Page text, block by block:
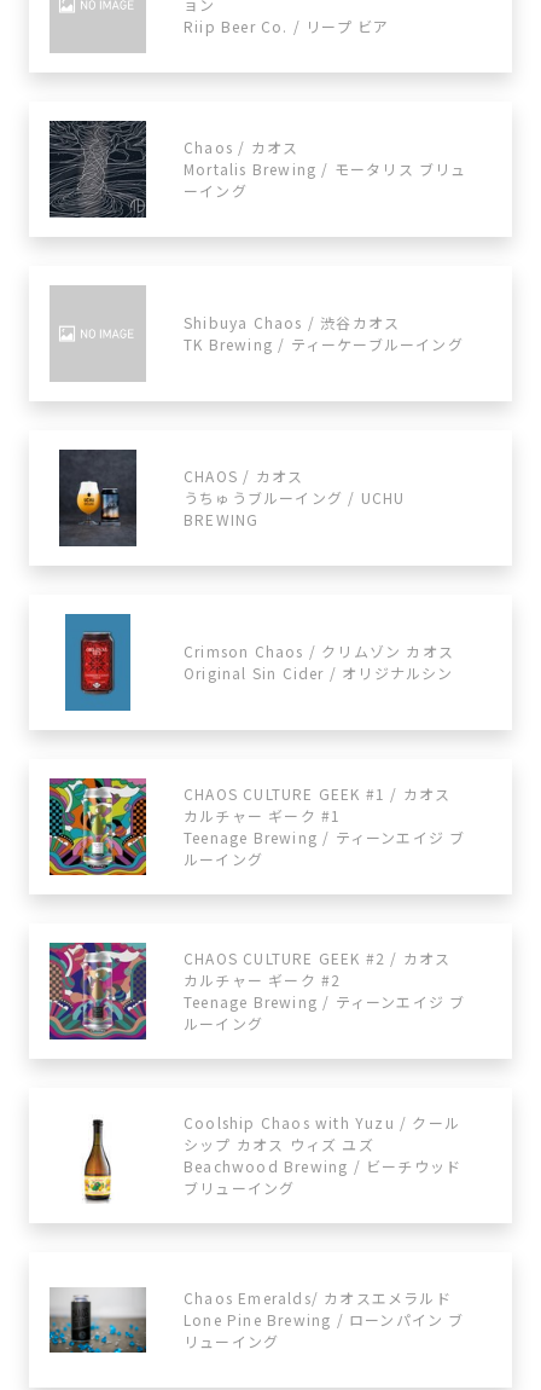
ョン
Riip Beer Co. / リープ ビア
Chaos / カオス
Mortalis Brewing / モータリス ブリュ
ーイング
Shibuya Chaos / 渋谷カオス
TK Brewing / ティーケーブルーイング
CHAOS / カオス
うちゅうブルーイング / UCHU
BREWING
Crimson Chaos / クリムゾン カオス
Original Sin Cider / オリジナルシン
CHAOS CULTURE GEEK #1 / カオス
カルチャー ギーク #1
Teenage Brewing / ティーンエイジ ブ
ルーイング
CHAOS CULTURE GEEK #2 / カオス
カルチャー ギーク #2
Teenage Brewing / ティーンエイジ ブ
ルーイング
Coolship Chaos with Yuzu / クール
シップ カオス ウィズ ユズ
Beachwood Brewing / ビーチウッド
ブリューイング
Chaos Emeralds/ カオスエメラルド
Lone Pine Brewing / ローンパイン ブ
リューイング